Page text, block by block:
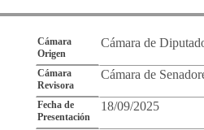
Cámara
Origen
Cámara de
Cámara
Revisora
Cámara de
Fecha de
Presentación
18/09/2025